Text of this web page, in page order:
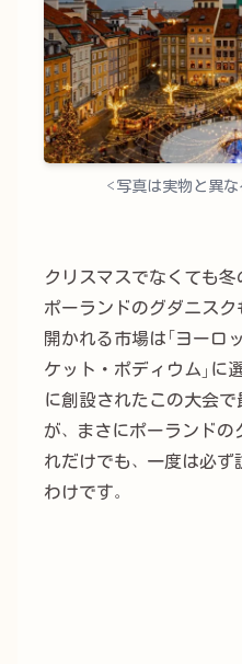
<写真は実物と異
クリスマスでなくても
ポーランドのグダニス
開かれる市場は「ヨーロ
ケット・ポディウム」に
に創設されたこの大会
が、まさにポーランド
れだけでも、一度は必
わけです。